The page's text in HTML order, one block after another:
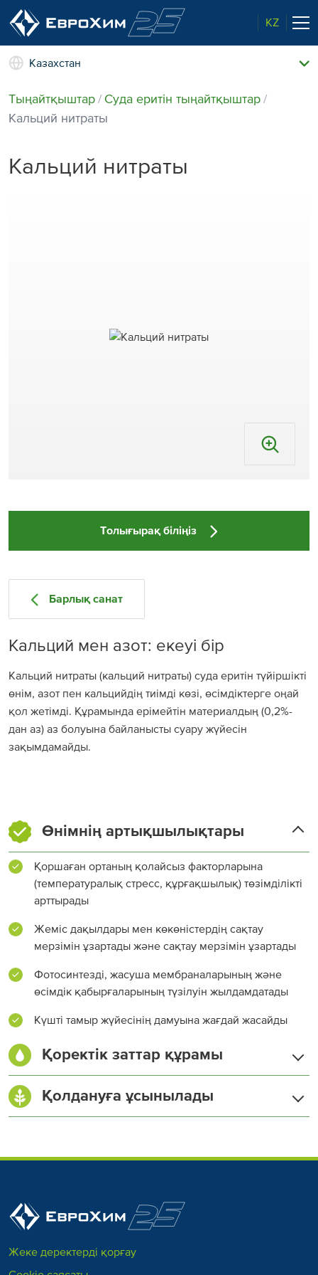
KZ
Тыңайтқыштар
Компания жайлы
Еврохим. Мүмкіндіктеріміз
Еуропалық сапа
Байланыс телефондары
Казахстан
Тыңайтқыштар
Суда еритін тыңайтқыштар
Кальций нитраты
Кальций нитраты
Толығырақ біліңіз
Барлық санат
Кальций мен азот: екеуі бір
Кальций нитраты (кальций нитраты) суда еритін түйіршікті
өнім, азот пен кальцийдің тиімді көзі, өсімдіктерге оңай
қол жетімді. Құрамында ерімейтін материалдың (0,2%-
дан аз) аз болуына байланысты суару жүйесін
зақымдамайды.
Өнімнің артықшылықтары
Қоршаған ортаның қолайсыз факторларына
(температуралық стресс, құрғақшылық) төзімділікті
арттырады
Жеміс дақылдары мен көкөністердің сақтау
мерзімін ұзартады және сақтау мерзімін ұзартады
Фотосинтезді, жасуша мембраналарының және
өсімдік қабырғаларының түзілуін жылдамдатады
Күшті тамыр жүйесінің дамуына жағдай жасайды
Қоректік заттар құрамы
Азот (N) жалпы, % 15,5-17,5
Қолдануға ұсынылады
Жеке деректерді қорғау